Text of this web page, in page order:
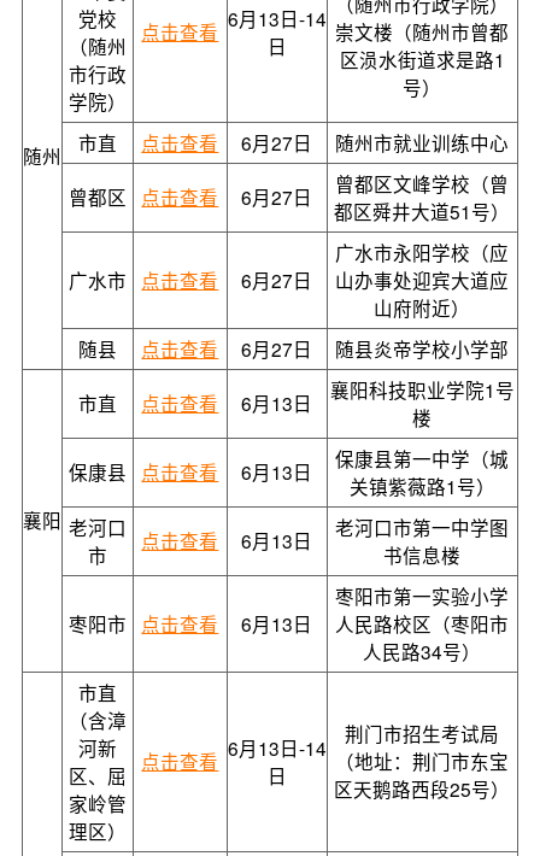
随州
党校
（随州
市行政
学院）
点击查看 6月13日-14
日
崇文楼（随州市曾都
区涢水街道求是路1
号）
市直 点击查看 6月27日 随州市就业训练中心
曾都区 点击查看 6月27日
曾都区文峰学校（曾
都区舜井大道51号）
广水市 点击查看 6月27日
广水市永阳学校（应
山办事处迎宾大道应
山府附近）
随县
点击查看 6月27日 随县炎帝学校小学部
襄阳
市直 点击查看 6月13日
襄阳科技职业学院1号
楼
保康县 点击查看 6月13日
保康县第一中学（城
关镇紫薇路1号）
老河口
市
点击查看 6月13日
老河口市第一中学图
书信息楼
枣阳市 点击查看 6月13日
枣阳市第一实验小学
人民路校区（枣阳市
人民路34号）
市直
（含漳
河新
区、屈
家岭管
理区）
点击查看 6月13日-14
日
荆门市招生考试局
（地址：荆门市东宝
区天鹅路西段25号）